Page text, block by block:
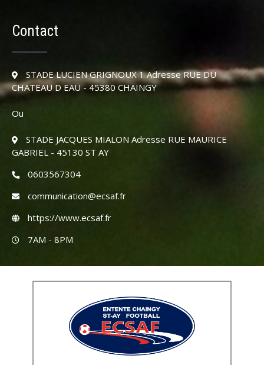
Contact
STADE LUCIEN GRIGNOUX 1 Adresse RUE DU
CHATEAU D EAU - 45380 CHAINGY
Ou
STADE JACQUES MIALON Adresse RUE MAURICE
GABRIEL - 45130 ST AY
0603567304
communication@ecsaf.fr
https://www.ecsaf.fr
7AM - 8PM